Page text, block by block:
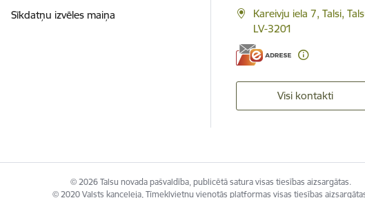
Sīkdatņu izvēles maiņa
Kareivju iela 7, Talsi,
LV-3201
Visi kontakti
© 2026 Talsu novada pašvaldība, publicētā satura visas tiesības aizsargātas.
© 2020 Valsts kanceleja, Tīmekļvietņu vienotās platformas visas tiesības